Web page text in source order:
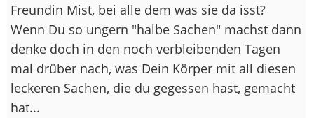
Freundin Mist, bei alle dem was sie da isst?
Wenn Du so ungern "halbe Sachen" machst dann
denke doch in den noch verbleibenden Tagen
mal drüber nach, was Dein Körper mit all diesen
leckeren Sachen, die du gegessen hast, gemacht
hat...